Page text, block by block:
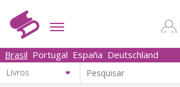
Brasil Portugal España Deutschland